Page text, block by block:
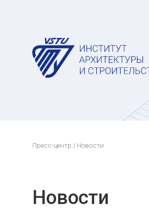
Пресс-центр / Новости
Новости